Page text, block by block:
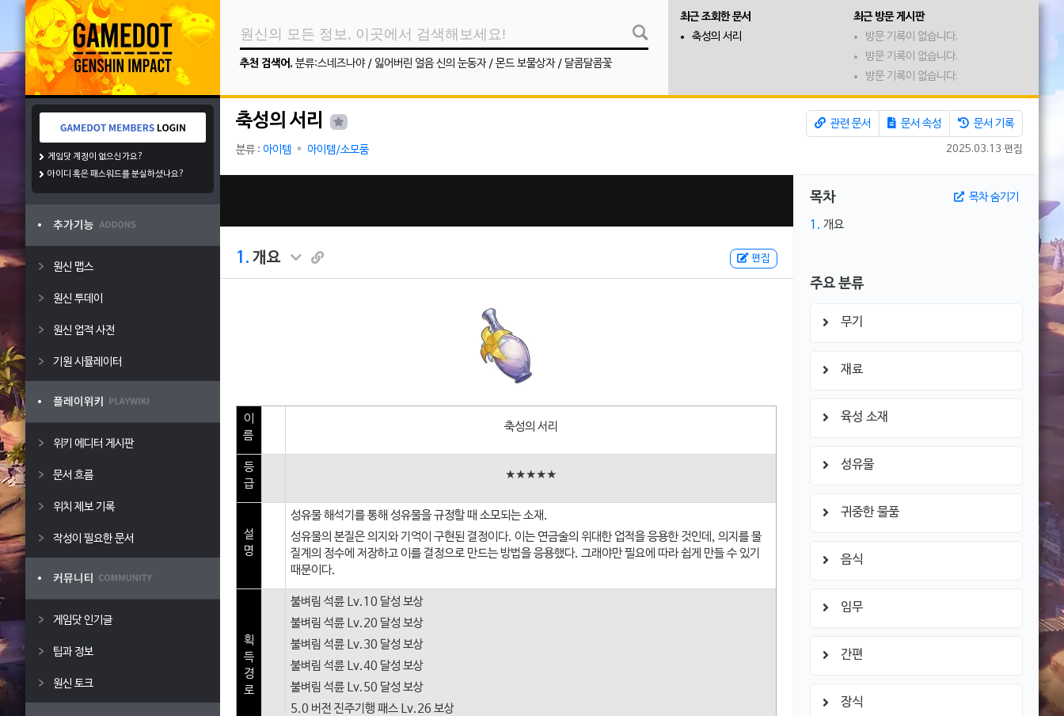
게임닷 계정이 없으신가요?
아이디 혹은 패스워드를 분실하셨나요?
원신 맵스
원신 투데이
원신 업적 사전
기원 시뮬레이터
위키 에디터 게시판
문서 흐름
위치 제보 기록
작성이 필요한 문서
게임닷 인기글
팁과 정보
원신 토크
추천 검색어 , 분류:스네즈나야/ 잃어버린 얼음 신의 눈동자/ 몬드 보물상자/ 달콤달콤꽃
최근 조회한 문서
축성의 서리
최근 방문 게시판
방문 기록이 없습니다.
방문 기록이 없습니다.
방문 기록이 없습니다.
축성의 서리
분류 : 아이템 아이템/소모품
관련 문서 문서 속성 문서 기록
2025.03.13 편집
1. 개요 편집
이
름
축성의 서리
등
급
★★★★★
설
명
성유물 해석기를 통해 성유물을 규정할 때 소모되는 소재.
성유물의 본질은 의지와 기억이 구현된 결정이다. 이는 연금술의 위대한 업적을 응용한 것인데, 의지를 물
질계의 정수에 저장하고 이를 결정으로 만드는 방법을 응용했다. 그래야만 필요에 따라 쉽게 만들 수 있기
때문이다.
획
득
경
로
불벼림 석륜 Lv.10 달성 보상
불벼림 석륜 Lv.20 달성 보상
불벼림 석륜 Lv.30 달성 보상
불벼림 석륜 Lv.40 달성 보상
불벼림 석륜 Lv.50 달성 보상
5.0 버전 진주기행 패스 Lv.26 보상
목차 숨기기
목차
1. 개요
주요 분류
무기
재료
육성 소재
성유물
귀중한 물품
음식
임무
간편
장식